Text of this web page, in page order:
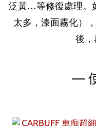
泛黃…等修復處理。
太多，漆面霧化）
後，
—